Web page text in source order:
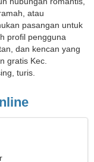
atau
pasangan untuk
profil pengguna
dan kencan yang
gratis Kec.
turis.